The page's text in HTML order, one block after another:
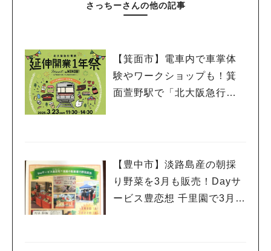
さっちーさんの他の記事
【箕面市】電車内で車掌体
験やワークショップも！箕
面萱野駅で「北大阪急行電
【豊中市】淡路島産の朝採
り野菜を3月も販売！Dayサ
ービス豊恋想 千里園で3月8